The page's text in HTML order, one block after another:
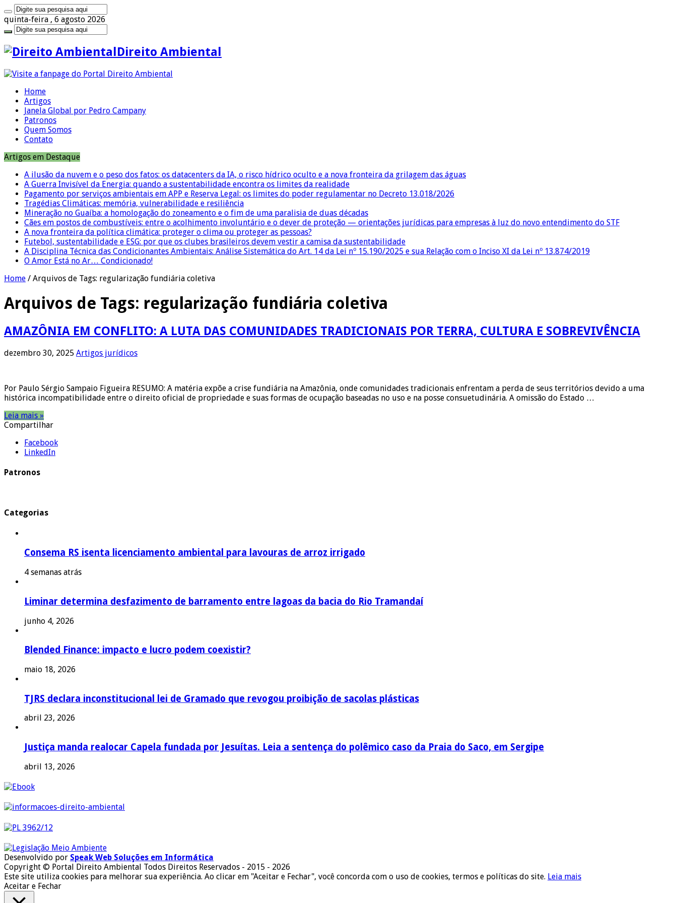
quinta-feira , 6 agosto 2026
Direito Ambiental
Home
Artigos
Janela Global por Pedro Campany
Patronos
Quem Somos
Contato
Artigos em Destaque
A ilusão da nuvem e o peso dos fatos: os datacenters da IA, o risco hídrico oculto e a nova fronteira da grilagem das águas
A Guerra Invisível da Energia: quando a sustentabilidade encontra os limites da realidade
Pagamento por serviços ambientais em APP e Reserva Legal: os limites do poder regulamentar no Decreto 13.018/2026
Tragédias Climáticas: memória, vulnerabilidade e resiliência
Mineração no Guaíba: a homologação do zoneamento e o fim de uma paralisia de duas décadas
Cães em postos de combustíveis: entre o acolhimento involuntário e o dever de proteção — orientações jurídicas para empresas à luz do novo entendimento do STF
A nova fronteira da política climática: proteger o clima ou proteger as pessoas?
Futebol, sustentabilidade e ESG: por que os clubes brasileiros devem vestir a camisa da sustentabilidade
A Disciplina Técnica das Condicionantes Ambientais: Análise Sistemática do Art. 14 da Lei nº 15.190/2025 e sua Relação com o Inciso XI da Lei nº 13.874/2019
O Amor Está no Ar… Condicionado!
Home / Arquivos de Tags: regularização fundiária coletiva
Arquivos de Tags: regularização fundiária coletiva
AMAZÔNIA EM CONFLITO: A LUTA DAS COMUNIDADES TRADICIONAIS POR TERRA, CULTURA E SOBREVIVÊNCIA
dezembro 30, 2025 Artigos jurídicos
Por Paulo Sérgio Sampaio Figueira RESUMO: A matéria expõe a crise fundiária na Amazônia, onde comunidades tradicionais enfrentam a perda de seus territórios devido a uma
histórica incompatibilidade entre o direito oficial de propriedade e suas formas de ocupação baseadas no uso e na posse consuetudinária. A omissão do Estado …
Leia mais »
Compartilhar
Facebook
LinkedIn
Patronos
Categorias
Consema RS isenta licenciamento ambiental para lavouras de arroz irrigado
4 semanas atrás
Liminar determina desfazimento de barramento entre lagoas da bacia do Rio Tramandaí
junho 4, 2026
Blended Finance: impacto e lucro podem coexistir?
maio 18, 2026
TJRS declara inconstitucional lei de Gramado que revogou proibição de sacolas plásticas
abril 23, 2026
Justiça manda realocar Capela fundada por Jesuítas. Leia a sentença do polêmico caso da Praia do Saco, em Sergipe
abril 13, 2026
Desenvolvido por Speak Web Soluções em Informática
Copyright © Portal Direito Ambiental Todos Direitos Reservados - 2015 - 2026
Este site utiliza cookies para melhorar sua experiência. Ao clicar em "Aceitar e Fechar", você concorda com o uso de cookies, termos e políticas do site. Leia mais
Aceitar e Fechar